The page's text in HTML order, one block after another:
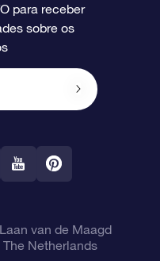
stars
para receber
sobre os
van de Maagd
Netherlands